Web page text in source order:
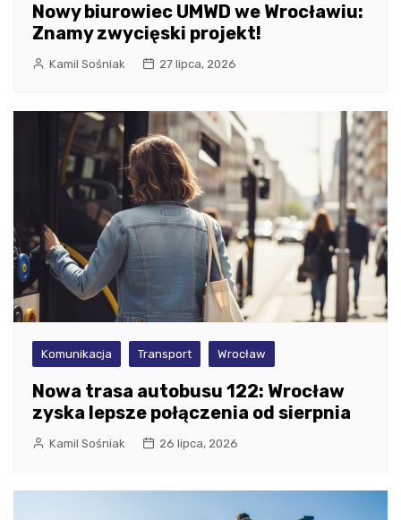
Nowy biurowiec UMWD we Wrocławiu:
Znamy zwycięski projekt!
Kamil Sośniak 27 lipca, 2026
Komunikacja Transport Wrocław
Nowa trasa autobusu 122: Wrocław
zyska lepsze połączenia od sierpnia
Kamil Sośniak 26 lipca, 2026